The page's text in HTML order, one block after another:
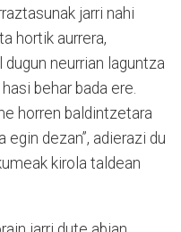
jarri nahi
hortik aurrera,
neurrian laguntza
behar bada ere.
horren baldintzetara
dezan”, adierazi du
kirola taldean